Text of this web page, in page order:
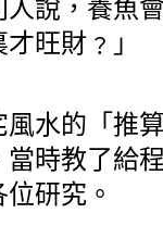
說，養魚
旺財﹖」
水的「推
時教了給
研究。